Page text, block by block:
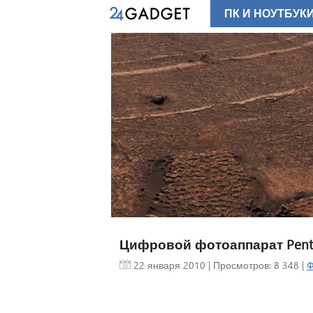
Цифровой фотоаппарат
22 января 2010 | Просмотров: 8 348 |
ПК И НОУТБУКИ